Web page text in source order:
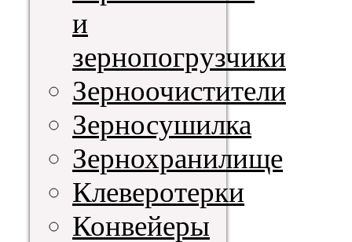
и
зернопогрузчики
Зерноочистители
Зерносушилка
Зернохранилище
Клеверотерки
Конвейеры